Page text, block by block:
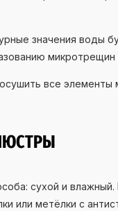
значения воды
микротрещин
все элементы
сухой и
или метёлки с